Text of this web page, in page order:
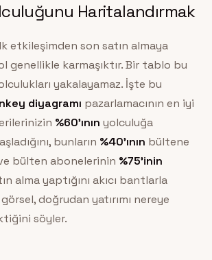
Haritalandırmak
etkileşimden son satın almaya
genellikle karmaşıktır. Bir tablo bu
yakalayamaz. İşte bu
diyagramı pazarlamacının en iyi
%60’ının yolculuğa
bunların %40’ının bültene
bülten abonelerinin %75’inin
alma yaptığını akıcı bantlarla
doğrudan yatırımı nereye
söyler.